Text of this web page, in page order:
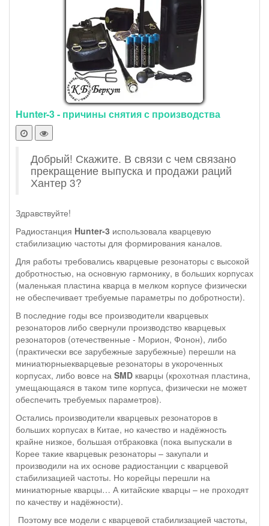
Hunter-3 - причины снятия с производства
Добрый! Скажите. В связи с чем связано
прекращение выпуска и продажи раций
Хантер 3?
Здравствуйте!
Радиостанция Hunter-3 использовала кварцевую
стабилизацию частоты для формирования каналов.
Для работы требовались кварцевые резонаторы с высокой
добротностью, на основную гармонику, в больших корпусах
(маленькая пластина кварца в мелком корпусе физически
не обеспечивает требуемые параметры по добротности).
В последние годы все производители кварцевых
резонаторов либо свернули производство кварцевых
резонаторов (отечественные - Морион, Фонон), либо
(практически все зарубежные зарубежные) перешли на
миниатюрныекварцевые резонаторы в укороченных
корпусах, либо вовсе на SMD кварцы (крохотная пластина,
умещающаяся в таком типе корпуса, физически не может
обеспечить требуемых параметров).
Остались производители кварцевых резонаторов в
больших корпусах в Китае, но качество и надёжность
крайне низкое, большая отбраковка (пока выпускали в
Корее такие кварцевык резонаторы – закупали и
производили на их основе радиостанции с кварцевой
стабилизацией частоты. Но корейцы перешли на
миниатюрные кварцы… А китайские кварцы – не проходят
по качеству и надёжности).
Поэтому все модели с кварцевой стабилизацией частоты,